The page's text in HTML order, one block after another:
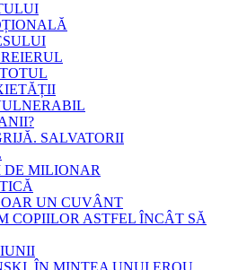
SALVATORII
DE MILIONAR
UN CUVÂNT
COPIILOR ASTFEL ÎNCÂT SĂ